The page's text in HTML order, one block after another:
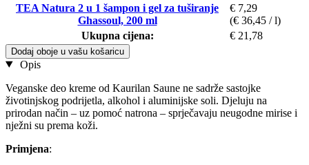
TEA Natura 2 u 1 šampon i gel za tuširanje
Ghassoul, 200 ml
€ 7,29
(€ 36,45 / l)
Ukupna cijena:
€ 21,78
Dodaj oboje u vašu košaricu
Opis
Veganske deo kreme od Kaurilan Saune ne sadrže sastojke
životinjskog podrijetla, alkohol i aluminijske soli. Djeluju na
prirodan način – uz pomoć natrona – sprječavaju neugodne mirise i
nježni su prema koži.
Primjena: